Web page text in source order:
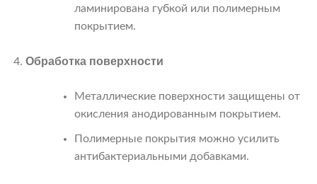
ламинирована губкой или полимерным
покрытием.
Обработка поверхности
Металлические поверхности защищены от
окисления анодированным покрытием.
Полимерные покрытия можно усилить
антибактериальными добавками.